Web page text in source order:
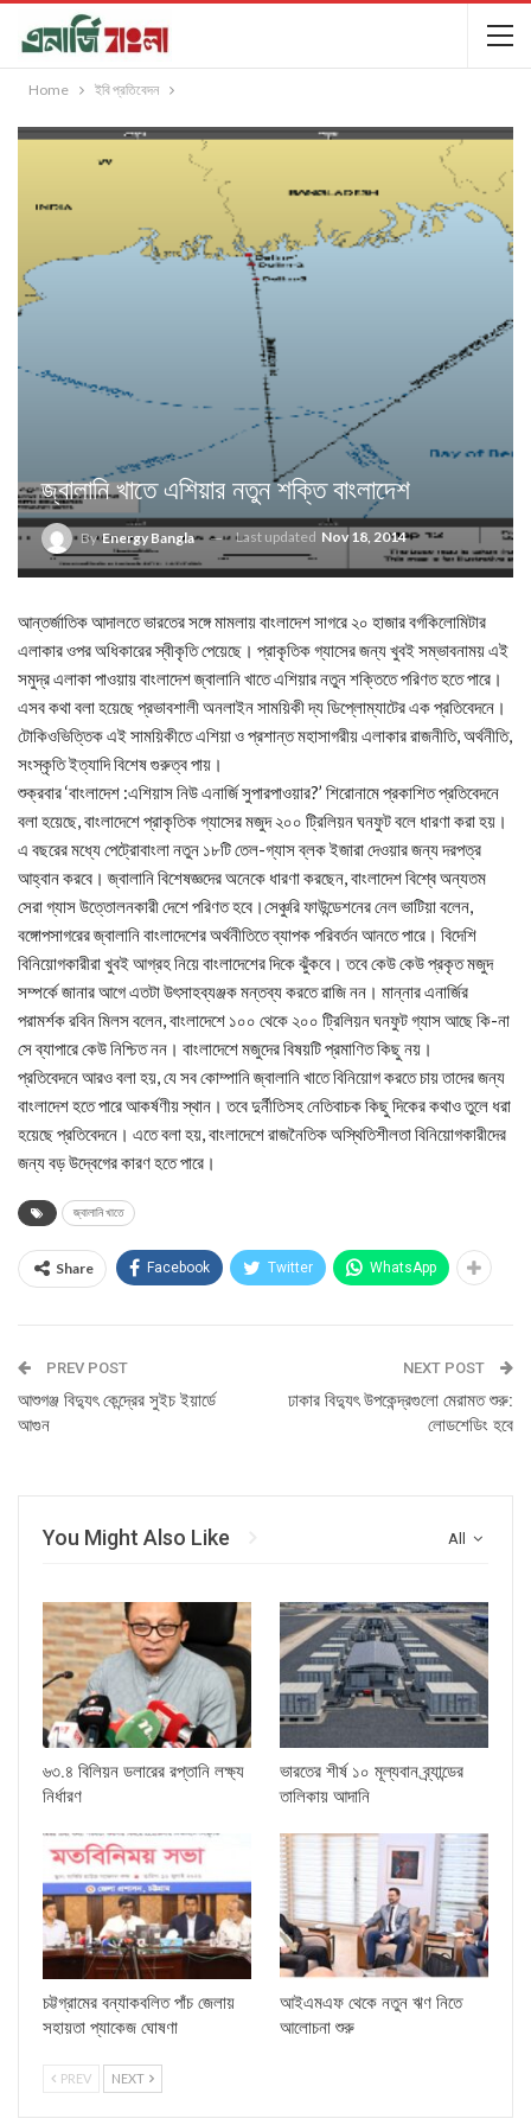
Home ইবি প্রতিবেদন
জ্বালানি খাতে এশিয়ার নতুন শক্তি বাংলাদেশ
ByEnergy Bangla Last updated Nov 18, 2014
আন্তর্জাতিক আদালতে ভারতের সঙ্গে মামলায় বাংলাদেশ সাগরে ২০ হাজার বর্গকিলোমিটার
এলাকার ওপর অধিকারের স্বীকৃতি পেয়েছে। প্রাকৃতিক গ্যাসের জন্য খুবই সম্ভাবনাময় এই
সমুদ্র এলাকা পাওয়ায় বাংলাদেশ জ্বালানি খাতে এশিয়ার নতুন শক্তিতে পরিণত হতে পারে।
এসব কথা বলা হয়েছে প্রভাবশালী অনলাইন সাময়িকী দ্য ডিপ্লোম্যাটের এক প্রতিবেদনে।
টোকিওভিত্তিক এই সাময়িকীতে এশিয়া ও প্রশান্ত মহাসাগরীয় এলাকার রাজনীতি, অর্থনীতি,
সংস্কৃতি ইত্যাদি বিশেষ গুরুত্ব পায়।
শুক্রবার ‘বাংলাদেশ :এশিয়াস নিউ এনার্জি সুপারপাওয়ার?’ শিরোনামে প্রকাশিত প্রতিবেদনে
বলা হয়েছে, বাংলাদেশে প্রাকৃতিক গ্যাসের মজুদ ২০০ ট্রিলিয়ন ঘনফুট বলে ধারণা করা হয়।
এ বছরের মধ্যে পেট্রোবাংলা নতুন ১৮টি তেল-গ্যাস ব্লক ইজারা দেওয়ার জন্য দরপত্র
আহ্বান করবে। জ্বালানি বিশেষজ্ঞদের অনেকে ধারণা করছেন, বাংলাদেশ বিশ্বে অন্যতম
সেরা গ্যাস উত্তোলনকারী দেশে পরিণত হবে।সেঞ্চুরি ফাউন্ডেশনের নেল ভাটিয়া বলেন,
বঙ্গোপসাগরের জ্বালানি বাংলাদেশের অর্থনীতিতে ব্যাপক পরিবর্তন আনতে পারে। বিদেশি
বিনিয়োগকারীরা খুবই আগ্রহ নিয়ে বাংলাদেশের দিকে ঝুঁকবে। তবে কেউ কেউ প্রকৃত মজুদ
সম্পর্কে জানার আগে এতটা উৎসাহব্যঞ্জক মন্তব্য করতে রাজি নন। মান্নার এনার্জির
পরামর্শক রবিন মিলস বলেন, বাংলাদেশে ১০০ থেকে ২০০ ট্রিলিয়ন ঘনফুট গ্যাস আছে কি-না
সে ব্যাপারে কেউ নিশ্চিত নন। বাংলাদেশে মজুদের বিষয়টি প্রমাণিত কিছু নয়।
প্রতিবেদনে আরও বলা হয়, যে সব কোম্পানি জ্বালানি খাতে বিনিয়োগ করতে চায় তাদের জন্য
বাংলাদেশ হতে পারে আকর্ষণীয় স্থান। তবে দুর্নীতিসহ নেতিবাচক কিছু দিকের কথাও তুলে ধরা
হয়েছে প্রতিবেদনে। এতে বলা হয়, বাংলাদেশে রাজনৈতিক অস্থিতিশীলতা বিনিয়োগকারীদের
জন্য বড় উদ্বেগের কারণ হতে পারে।
জ্বালানি খাতে
Share Facebook Twitter WhatsApp
PREV POST
আশুগঞ্জ বিদ্যুৎ কেন্দ্রের সুইচ ইয়ার্ডে
আগুন
NEXT POST
ঢাকার বিদ্যুৎ উপকেন্দ্রগুলো মেরামত শুরু:
লোডশেডিং হবে
All
You Might Also Like
৬৩.৪ বিলিয়ন ডলারের রপ্তানি লক্ষ্য
নির্ধারণ
ভারতের শীর্ষ ১০ মূল্যবান ব্র্যান্ডের
তালিকায় আদানি
চট্টগ্রামের বন্যাকবলিত পাঁচ জেলায়
সহায়তা প্যাকেজ ঘোষণা
আইএমএফ থেকে নতুন ঋণ নিতে
আলোচনা শুরু
PREV NEXT